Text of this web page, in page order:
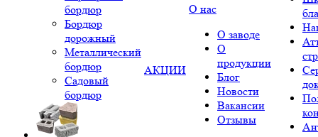
бордюр
Бордюр
дорожный
Металлический
бордюр
Садовый
бордюр
АКЦИИ
О нас
О заводе
О
продукции
Блог
Новости
Вакансии
Отзывы